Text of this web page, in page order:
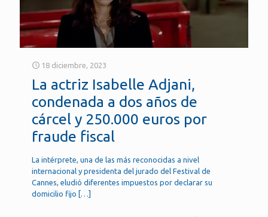
18 diciembre, 2023
La actriz Isabelle Adjani,
condenada a dos años de
cárcel y 250.000 euros por
fraude fiscal
La intérprete, una de las más reconocidas a nivel
internacional y presidenta del jurado del Festival de
Cannes, eludió diferentes impuestos por declarar su
domicilio fijo […]